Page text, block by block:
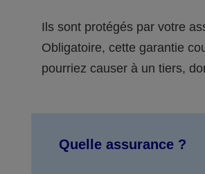
Ils sont protégés par votre
Obligatoire, cette garantie
pourriez causer à un tiers,
Quelle assurance ?